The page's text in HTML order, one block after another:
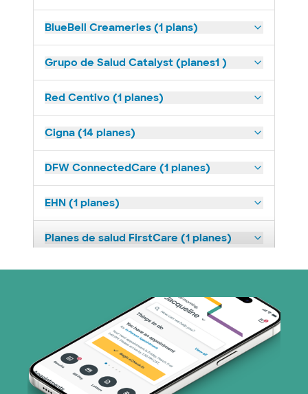
BlueBell Creameries (1 plans)
Grupo de Salud Catalyst (planes1 )
Red Centivo (1 planes)
Cigna (14 planes)
DFW ConnectedCare (1 planes)
EHN (1 planes)
Planes de salud FirstCare (1 planes)
HealthSmart (2 planes)
Imagine Health (1 planes)
Independent Medical Systems (1 plans)
Medicaid (1 planes)